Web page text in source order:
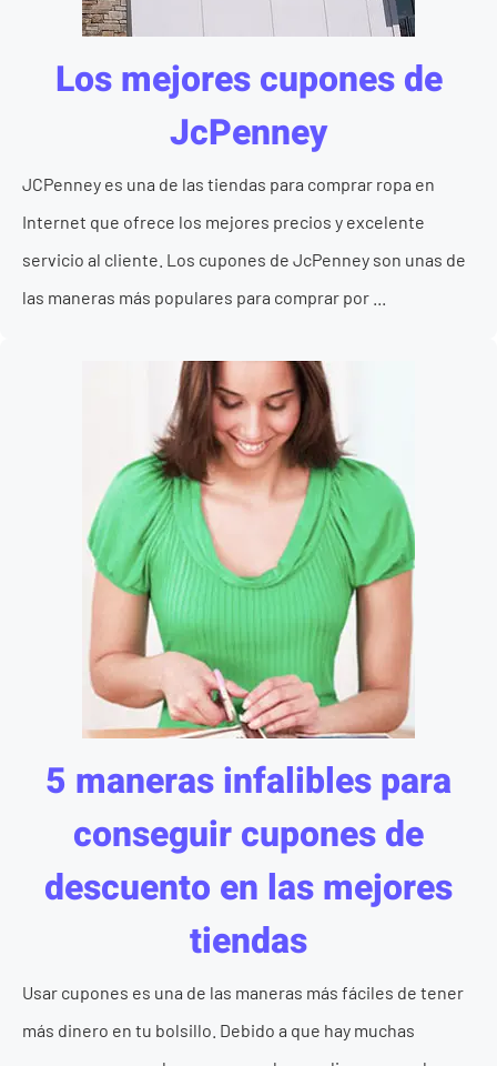
Los mejores cupones de
JcPenney
JCPenney es una de las tiendas para comprar ropa en
Internet que ofrece los mejores precios y excelente
servicio al cliente. Los cupones de JcPenney son unas de
las maneras más populares para comprar por ...
5 maneras infalibles para
conseguir cupones de
descuento en las mejores
tiendas
Usar cupones es una de las maneras más fáciles de tener
más dinero en tu bolsillo. Debido a que hay muchas